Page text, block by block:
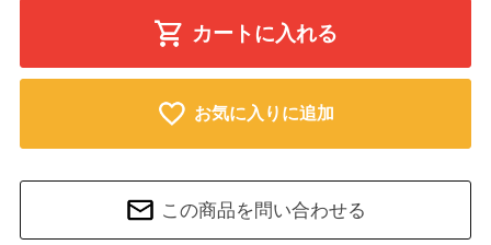
カートに入れる
お気に入りに追加
この商品を問い合わせる